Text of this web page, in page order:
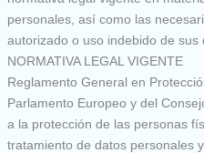
personales, así como las
autorizado o uso indebido de sus
NORMATIVA LEGAL VIGENTE
Reglamento General en
Parlamento Europeo y del
a la protección de las personas
tratamiento de datos personales